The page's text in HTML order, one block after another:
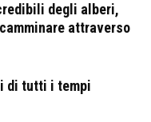
degli alberi,
attraverso
di tutti i tempi